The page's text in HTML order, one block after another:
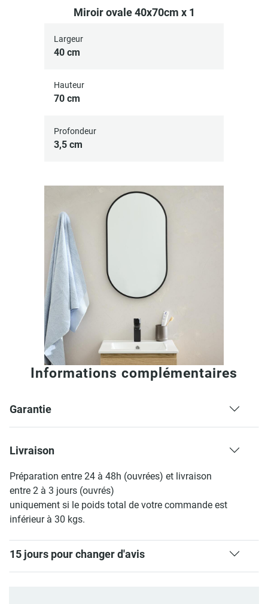
Miroir ovale 40x70cm x 1
Largeur
40 cm
Hauteur
70 cm
Profondeur
3,5 cm
Informations complémentaires
Garantie
Livraison
Préparation entre 24 à 48h (ouvrées) et livraison
entre 2 à 3 jours (ouvrés)
uniquement si le poids total de votre commande est
inférieur à 30 kgs.
15 jours pour changer d'avis